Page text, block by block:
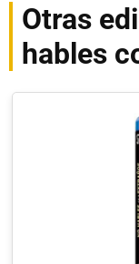
Otras
hables